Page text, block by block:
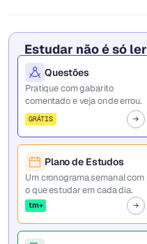
Estudar não é só ler
Questões
Pratique com gabarito
comentado e veja onde errou.
GRÁTIS
Plano de Estudos
Um cronograma semanal com
o que estudar em cada dia.
tm+